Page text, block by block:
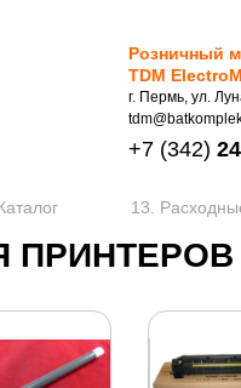
Розничный
TDM
г. Пермь, ул.
+7 (342)
13.
ПРИНТЕРОВ